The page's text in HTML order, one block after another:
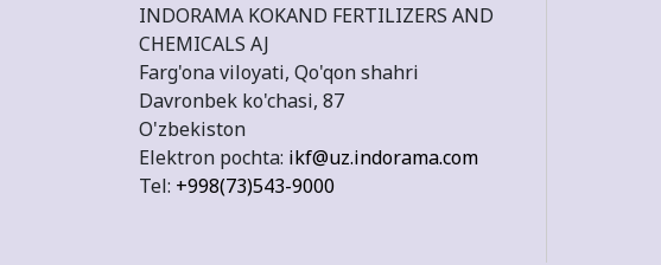
INDORAMA KOKAND FERTILIZERS AND
CHEMICALS AJ
Farg'ona viloyati, Qo'qon shahri
Davronbek ko'chasi, 87
O'zbekiston
Elektron pochta: ikf@uz.indorama.com
Tel: +998(73)543-9000